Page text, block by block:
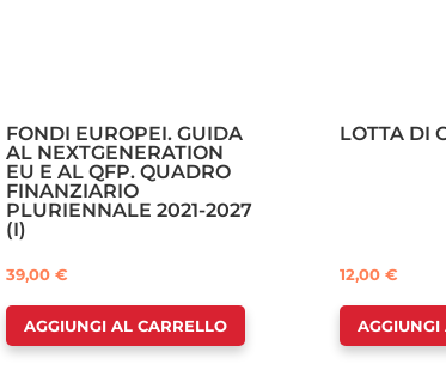
FONDI EUROPEI. GUIDA
AL NEXTGENERATION
EU E AL QFP. QUADRO
FINANZIARIO
PLURIENNALE 2021-2027
(I)
39,00€
AGGIUNGI AL CARRELLO
LOTTA DI
12,00€